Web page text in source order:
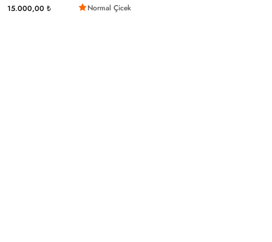
15.000,00 ₺ Normal Çicek